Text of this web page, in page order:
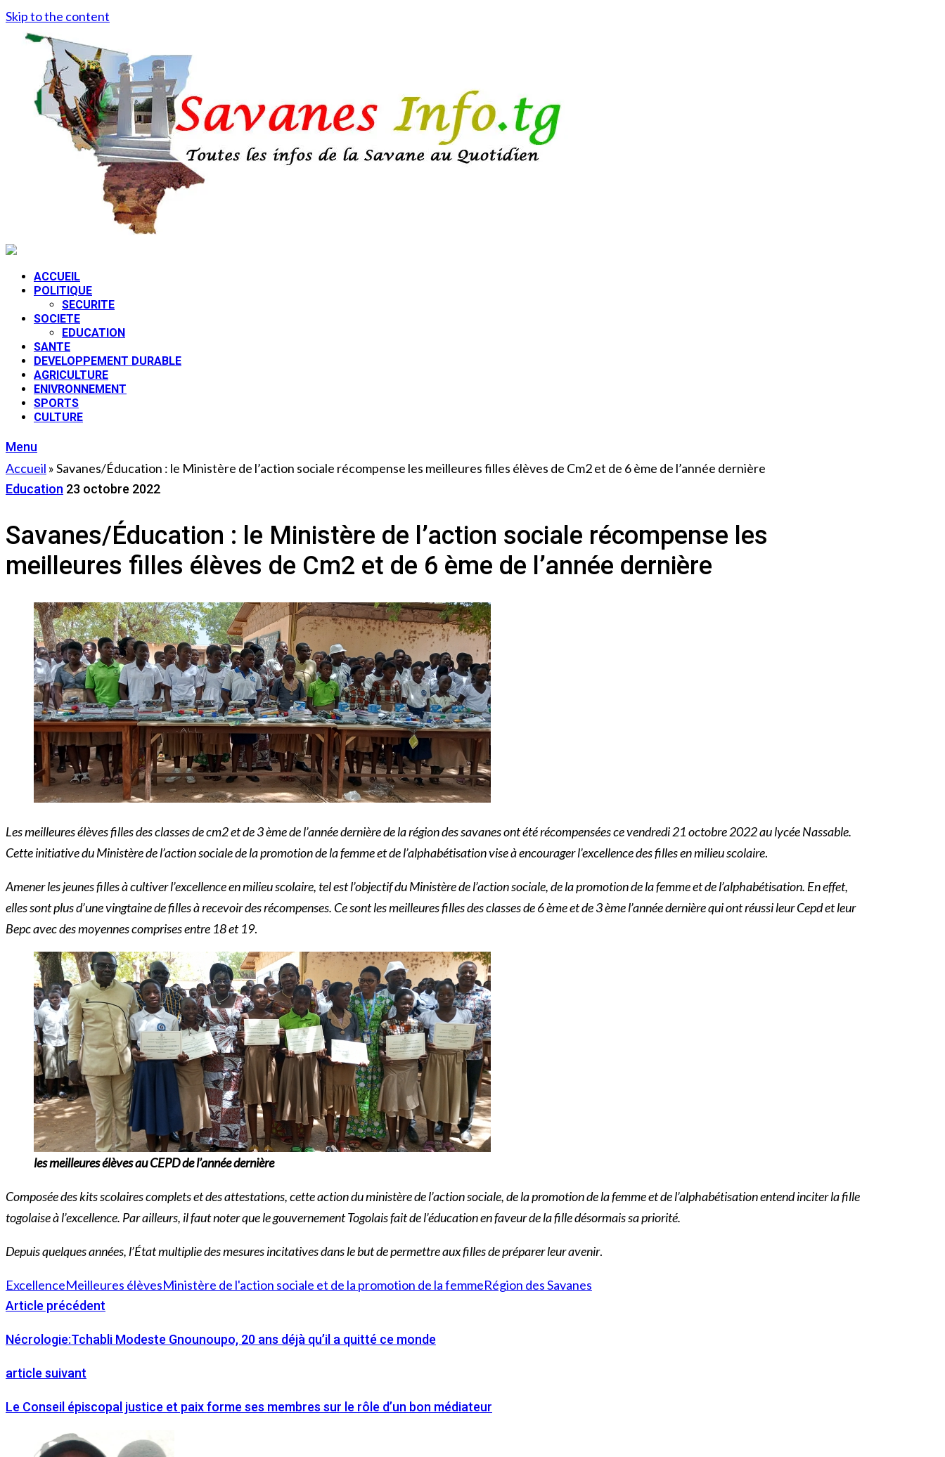
Skip to the content
ACCUEIL
POLITIQUE
SECURITE
SOCIETE
EDUCATION
SANTE
DEVELOPPEMENT DURABLE
AGRICULTURE
ENIVRONNEMENT
SPORTS
CULTURE
Menu
Accueil »Savanes/Éducation : le Ministère de l’action sociale récompense les meilleures filles élèves de Cm2 et de 6 ème de l’année dernière
Education 23 octobre 2022
Savanes/Éducation : le Ministère de l’action sociale récompense les
meilleures filles élèves de Cm2 et de 6 ème de l’année dernière
Les meilleures élèves filles des classes de cm2 et de 3 ème de l’année dernière de la région des savanes ont été récompensées ce vendredi 21 octobre 2022 au lycée Nassable.
Cette initiative du Ministère de l’action sociale de la promotion de la femme et de l’alphabétisation vise à encourager l’excellence des filles en milieu scolaire.
Amener les jeunes filles à cultiver l’excellence en milieu scolaire, tel est l’objectif du Ministère de l’action sociale, de la promotion de la femme et de l’alphabétisation. En effet,
elles sont plus d’une vingtaine de filles à recevoir des récompenses. Ce sont les meilleures filles des classes de 6 ème et de 3 ème l’année dernière qui ont réussi leur Cepd et leur
Bepc avec des moyennes comprises entre 18 et 19.
les meilleures élèves au CEPD de l’année dernière
Composée des kits scolaires complets et des attestations, cette action du ministère de l’action sociale, de la promotion de la femme et de l’alphabétisation entend inciter la fille
togolaise à l’excellence. Par ailleurs, il faut noter que le gouvernement Togolais fait de l’éducation en faveur de la fille désormais sa priorité.
Depuis quelques années, l’État multiplie des mesures incitatives dans le but de permettre aux filles de préparer leur avenir.
ExcellenceMeilleures élèvesMinistère de l'action sociale et de la promotion de la femmeRégion des Savanes
Article précédent
Nécrologie:Tchabli Modeste Gnounoupo, 20 ans déjà qu’il a quitté ce monde
article suivant
Le Conseil épiscopal justice et paix forme ses membres sur le rôle d’un bon médiateur